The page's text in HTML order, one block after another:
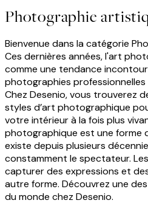
Photographie
Bienvenue dans la catégorie
Ces dernières années, l'art
comme une tendance
photographies professionnelles
Chez Desenio, vous trouverez
styles d’art photographique
votre intérieur à la fois plus
photographique est une forme
existe depuis plusieurs
constamment le spectateur.
capturer des expressions et
autre forme. Découvrez une
du monde chez Desenio.